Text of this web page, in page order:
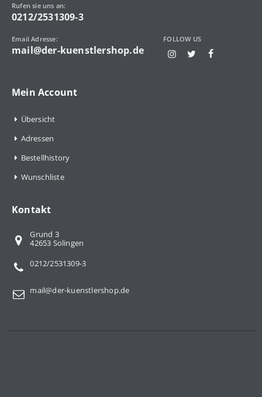
Rufen sie uns an:
0212/2531309-3
Email Adresse:
mail@der-kuenstlershop.de
FOLLOW US
Mein Account
Übersicht
Adressen
Bestellhistory
Wunschliste
Kontakt
Grund 3
42653 Solingen
0212/2531309-3
mail@der-kuenstlershop.de